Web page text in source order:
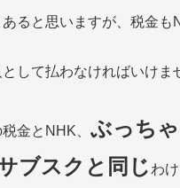
ると思いますが、税金も
して払わなければいけま
金とNHK、 ぶっち
ブスクと同じ わけ